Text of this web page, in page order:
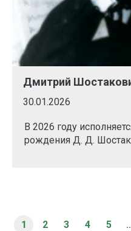
Дмитрий
30.01.2026
В 2026 году
рождения Д. Д.
1 2 3 4 5